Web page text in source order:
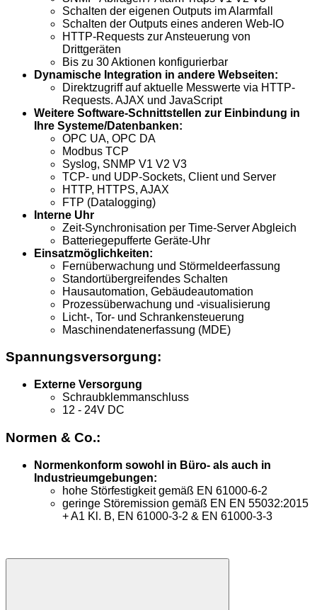
Schalten der eigenen Outputs im Alarmfall
Schalten der Outputs eines anderen Web-IO
HTTP-Requests zur Ansteuerung von
Drittgeräten
Bis zu 30 Aktionen konfigurierbar
Dynamische Integration in andere Webseiten:
Direktzugriff auf aktuelle Messwerte via HTTP-
Requests. AJAX und JavaScript
Weitere Software-Schnittstellen zur Einbindung in
Ihre Systeme/Datenbanken:
OPC UA, OPC DA
Modbus TCP
Syslog, SNMP V1 V2 V3
TCP- und UDP-Sockets, Client und Server
HTTP, HTTPS, AJAX
FTP (Datalogging)
Interne Uhr
Zeit-Synchronisation per Time-Server Abgleich
Batteriegepufferte Geräte-Uhr
Einsatzmöglichkeiten:
Fernüberwachung und Störmeldeerfassung
Standortübergreifendes Schalten
Hausautomation, Gebäudeautomation
Prozessüberwachung und -visualisierung
Licht-, Tor- und Schrankensteuerung
Maschinendatenerfassung (MDE)
Spannungsversorgung:
Externe Versorgung
Schraubklemmanschluss
12 - 24V DC
Normen & Co.:
Normenkonform sowohl in Büro- als auch in
Industrieumgebungen:
hohe Störfestigkeit gemäß EN 61000-6-2
geringe Störemission gemäß EN EN 55032:2015
+ A1 Kl. B, EN 61000-3-2 & EN 61000-3-3